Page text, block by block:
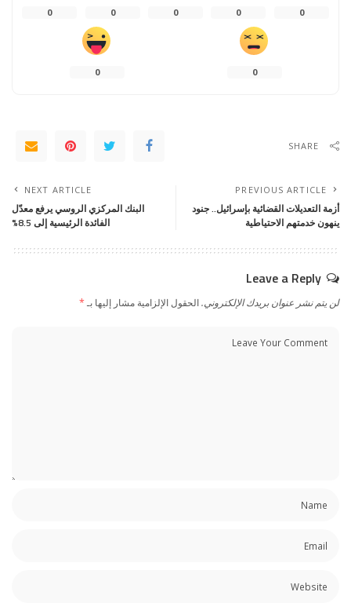
0
0
0
0
0
0
0
SHARE
PREVIOUS ARTICLE
أزمة التعديلات القضائية بإسرائيل.. جنود
ينهون خدمتهم الاحتياطية
NEXT ARTICLE
البنك المركزي الروسي يرفع معدّل
الفائدة الرئيسية إلى 8.5%
Leave a Reply
لن يتم نشر عنوان بريدك الإلكتروني.الحقول الإلزامية مشار إليها بـ*